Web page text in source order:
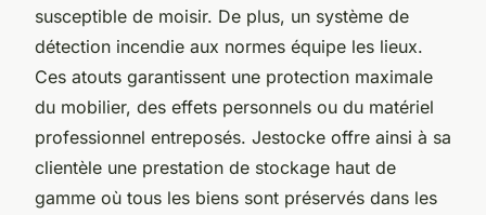
susceptible de moisir. De plus, un système de
détection incendie aux normes équipe les lieux.
Ces atouts garantissent une protection maximale
du mobilier, des effets personnels ou du matériel
professionnel entreposés. Jestocke offre ainsi à sa
clientèle une prestation de stockage haut de
gamme où tous les biens sont préservés dans les